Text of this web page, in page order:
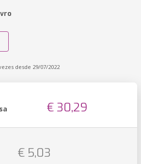
desde 29/07/2022
€ 30,29
€ 5,03